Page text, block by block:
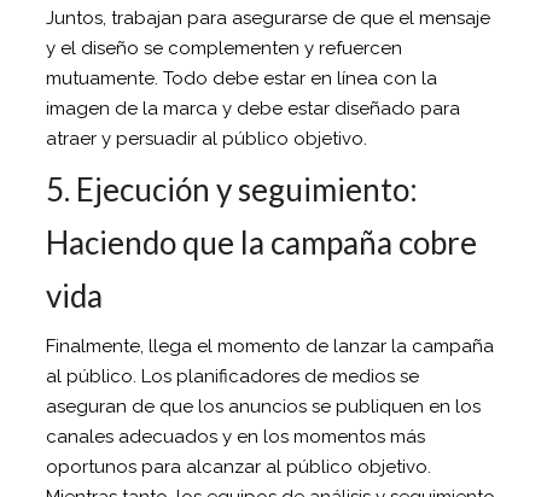
Juntos, trabajan para asegurarse de que el mensaje
y el diseño se complementen y refuercen
mutuamente. Todo debe estar en línea con la
imagen de la marca y debe estar diseñado para
atraer y persuadir al público objetivo.
5. Ejecución y seguimiento:
Haciendo que la campaña cobre
vida
Finalmente, llega el momento de lanzar la campaña
al público. Los planificadores de medios se
aseguran de que los anuncios se publiquen en los
canales adecuados y en los momentos más
oportunos para alcanzar al público objetivo.